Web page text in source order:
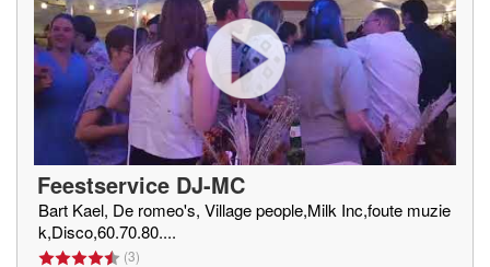
Feestservice DJ-MC
Bart Kael, De romeo's, Village people,Milk Inc,foute muzie
k,Disco,60.70.80....
(3)